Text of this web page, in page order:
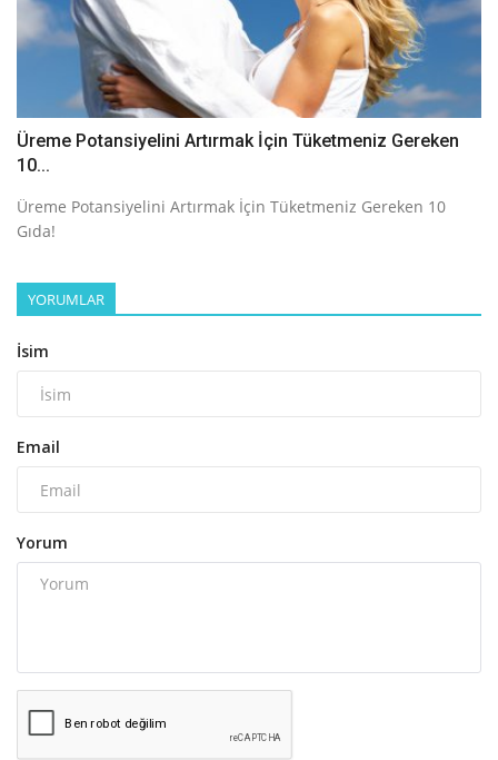
Üreme Potansiyelini Artırmak İçin Tüketmeniz Gereken
10...
Üreme Potansiyelini Artırmak İçin Tüketmeniz Gereken 10
Gıda!
YORUMLAR
İsim
Email
Yorum